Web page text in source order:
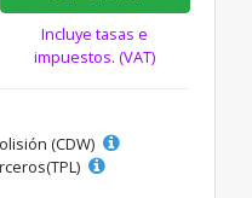
Incluye tasas e
impuestos. (VAT)
(CDW)